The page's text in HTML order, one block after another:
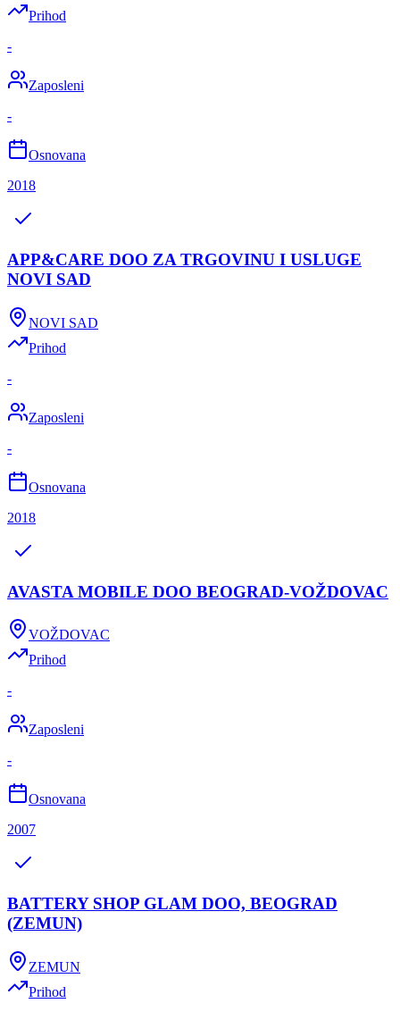
Prihod
-
Zaposleni
-
Osnovana
2018
APP&CARE DOO ZA TRGOVINU I USLUGE
NOVI SAD
NOVI SAD
Prihod
-
Zaposleni
-
Osnovana
2018
AVASTA MOBILE DOO BEOGRAD-VOŽDOVAC
VOŽDOVAC
Prihod
-
Zaposleni
-
Osnovana
2007
BATTERY SHOP GLAM DOO, BEOGRAD
(ZEMUN)
ZEMUN
Prihod